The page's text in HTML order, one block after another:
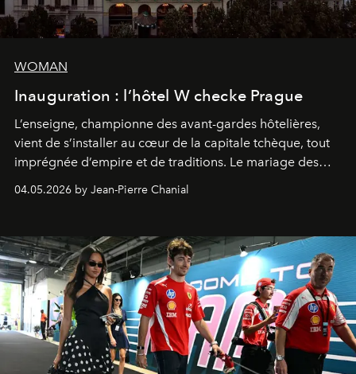
WOMAN
Inauguration : l’hôtel W checke Prague
L’enseigne, championne des avant-gardes hôtelières,
vient de s’installer au cœur de la capitale tchèque, tout
imprégnée d’empire et de traditions. Le mariage des
04.05.2026 by Jean-Pierre Chanial